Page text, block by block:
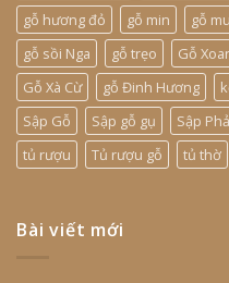
gỗ hương đỏ
gỗ min gỗ
gỗ sồi Nga
gỗ trẹo Gỗ
Gỗ Xà Cừ
gỗ Đinh Hương
Sập Gỗ
Sập gỗ gụ Sập
tủ rượu
Tủ rượu gỗ tủ thờ
Bài viết mới